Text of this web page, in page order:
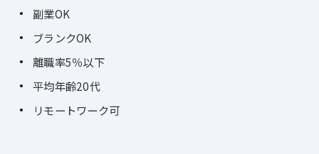
副業OK
ブランクOK
離職率5％以下
平均年齢20代
リモートワーク可